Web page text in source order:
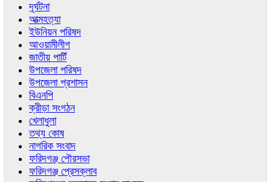
দূর্ঘটনা
আত্মহত্যা
ইউনিয়ন পরিষদ
আওয়ামীলীগ
জাতীয় পার্টি
উপজেলা পরিষদ
উপজেলা প্রশাসন
বিএনপি
ক্রীড়া সংগঠন
খেলাধুলা
তথ্য কোষ
নাগরিক সংবাদ
ফরিদগঞ্জ পৌরসভা
ফরিদগঞ্জ প্রেসক্লাব